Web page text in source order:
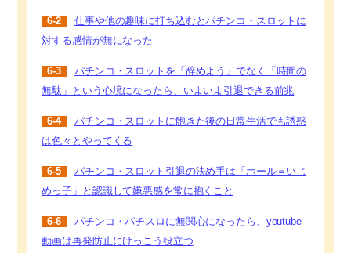
6-2
仕事や他の趣味に打ち込むとパチンコ・スロットに
対する感情が無になった
6-3
パチンコ・スロットを「辞めよう」でなく「時間の
無駄」という心境になったら、いよいよ引退できる前兆
6-4
パチンコ・スロットに飽きた後の日常生活でも誘惑
は色々とやってくる
6-5
パチンコ・スロット引退の決め手は「ホール＝いじ
めっ子」と認識して嫌悪感を常に抱くこと
6-6
パチンコ・パチスロに無関心になったら、youtube
動画は再発防止にけっこう役立つ